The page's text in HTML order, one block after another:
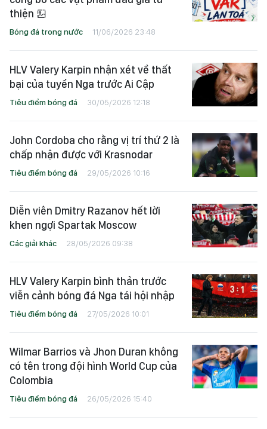
thiện
Bóng đá trong nước 11/06/2026 23:48
HLV Valery Karpin nhận xét về thất
bại của tuyển Nga trước Ai Cập
Tiêu điểm bóng đá 30/05/2026 12:18
John Cordoba cho rằng vị trí thứ 2 là
chấp nhận được với Krasnodar
Tiêu điểm bóng đá 29/05/2026 10:16
Diễn viên Dmitry Razanov hết lời
khen ngợi Spartak Moscow
Các giải khác 28/05/2026 09:38
HLV Valery Karpin bình thản trước
viễn cảnh bóng đá Nga tái hội nhập
Tiêu điểm bóng đá 27/05/2026 10:01
Wilmar Barrios và Jhon Duran không
có tên trong đội hình World Cup của
Colombia
Tiêu điểm bóng đá 26/05/2026 15:40